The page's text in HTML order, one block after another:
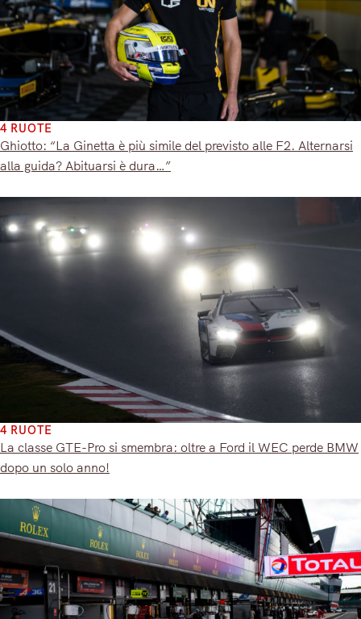
4 RUOTE
Ghiotto: “La Ginetta è più simile del previsto alle F2. Alternarsi
alla guida? Abituarsi è dura…”
4 RUOTE
La classe GTE-Pro si smembra: oltre a Ford il WEC perde BMW
dopo un solo anno!